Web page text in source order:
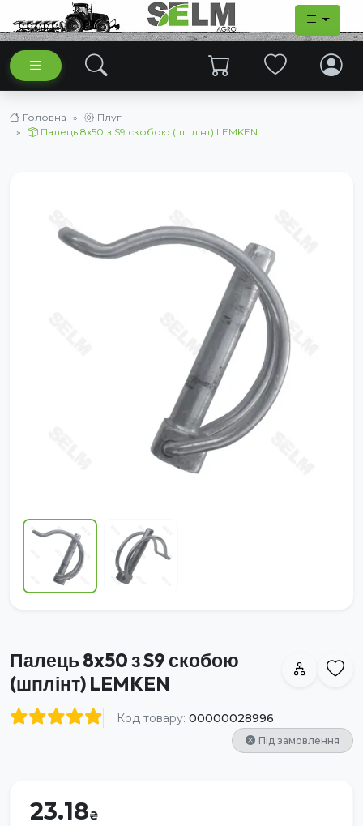
Головна
Плуг
Палець 8x50 з S9 скобою (шплінт) LEMKEN
Палець 8x50 з S9 скобою
(шплінт) LEMKEN
Код товару: 00000028996
Під замовлення
23.18